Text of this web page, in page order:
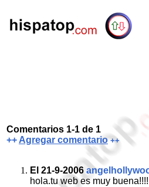
Comentarios 1-1 de 1
++ Agregar comentario++
El 21-9-2006
hola.tu web es muy